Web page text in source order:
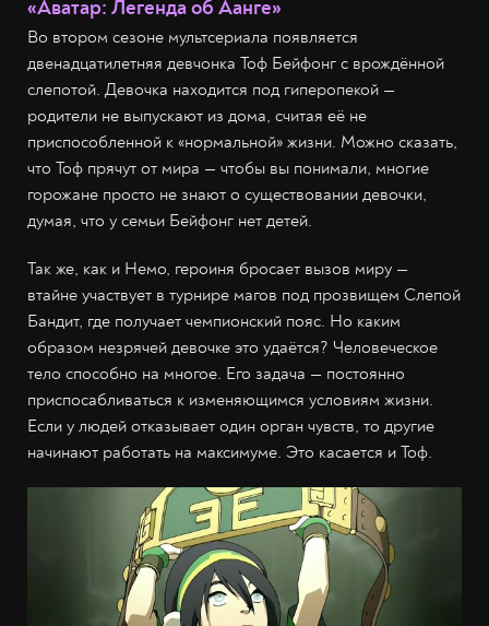
«Аватар: Легенда об Аанге»
Во втором сезоне мультсериала появляется
двенадцатилетняя девчонка Тоф Бейфонг с врождённой
слепотой. Девочка находится под гиперопекой —
родители не выпускают из дома, считая её не
приспособленной к «нормальной» жизни. Можно сказать,
что Тоф прячут от мира — чтобы вы понимали, многие
горожане просто не знают о существовании девочки,
думая, что у семьи Бейфонг нет детей.
Так же, как и Немо, героиня бросает вызов миру —
втайне участвует в турнире магов под прозвищем Слепой
Бандит, где получает чемпионский пояс. Но каким
образом незрячей девочке это удаётся? Человеческое
тело способно на многое. Его задача — постоянно
приспосабливаться к изменяющимся условиям жизни.
Если у людей отказывает один орган чувств, то другие
начинают работать на максимуме. Это касается и Тоф.